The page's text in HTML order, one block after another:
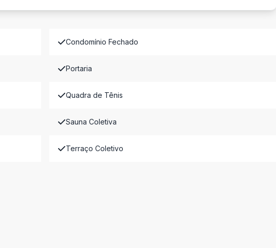
Condomínio Fechado
Portaria
Quadra de Tênis
Sauna Coletiva
Terraço Coletivo